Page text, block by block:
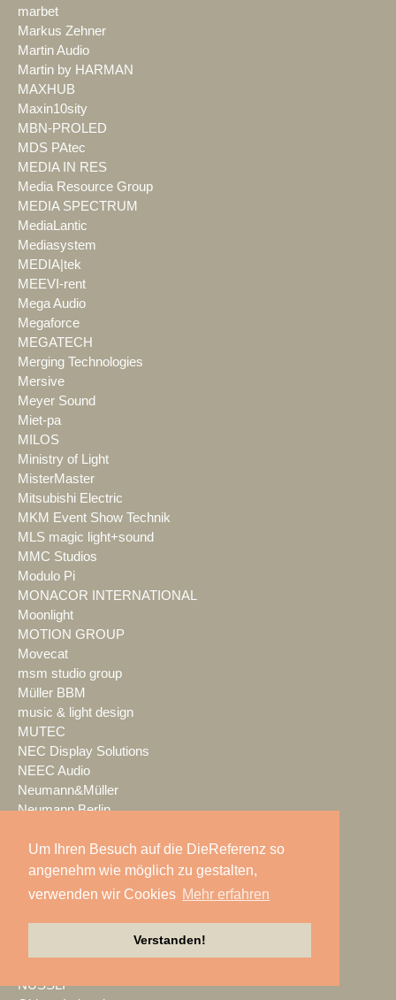
Um Ihren Besuch auf die DieReferenz so
angenehm wie möglich zu gestalten,
verwenden wir Cookies Mehr erfahren
Verstanden!
marbet
Markus Zehner
Martin Audio
Martin by HARMAN
MAXHUB
Maxin10sity
MBN-PROLED
MDS PAtec
MEDIA IN RES
Media Resource Group
MEDIA SPECTRUM
MediaLantic
Mediasystem
MEDIA|tek
MEEVI-rent
Mega Audio
Megaforce
MEGATECH
Merging Technologies
Mersive
Meyer Sound
Miet-pa
MILOS
Ministry of Light
MisterMaster
Mitsubishi Electric
MKM Event Show Technik
MLS magic light+sound
MMC Studios
Modulo Pi
MONACOR INTERNATIONAL
Moonlight
MOTION GROUP
Movecat
msm studio group
Müller BBM
music & light design
MUTEC
NEC Display Solutions
NEEC Audio
Neumann&Müller
Neumann.Berlin
NicLen
NIEMEIER Event Tools
NIYU.productions
Nocturne Drones GmbH
NPB Veranstaltungstechnik
NÜSSLI